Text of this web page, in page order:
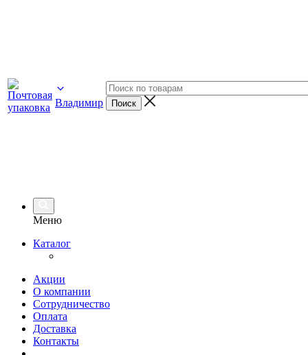
Владимир
Меню
Каталог
Акции
О компании
Сотрудничество
Оплата
Доставка
Контакты